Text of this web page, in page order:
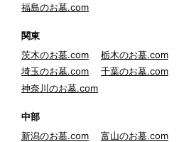
福島のお墓.com
関東
茨木のお墓.com
栃木のお墓.com
埼玉のお墓.com
千葉のお墓.com
神奈川のお墓.com
中部
新潟のお墓.com
富山のお墓.com